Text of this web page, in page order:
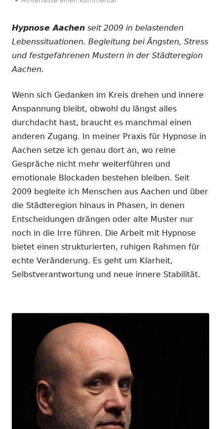
Hypnose Aachen seit 2009 in belastenden
Lebenssituationen. Begleitung bei Ängsten, Stress
und festgefahrenen Mustern in der Städteregion
Aachen.
Wenn sich Gedanken im Kreis drehen und innere
Anspannung bleibt, obwohl du längst alles
durchdacht hast, braucht es manchmal einen
anderen Zugang. In meiner Praxis für Hypnose in
Aachen setze ich genau dort an, wo reine
Gespräche nicht mehr weiterführen und
emotionale Blockaden bestehen bleiben. Seit
2009 begleite ich Menschen aus Aachen und über
die Städteregion hinaus in Phasen, in denen
Entscheidungen drängen oder alte Muster nur
noch in die Irre führen. Die Arbeit mit Hypnose
bietet einen strukturierten, ruhigen Rahmen für
echte Veränderung. Es geht um Klarheit,
Selbstverantwortung und neue innere Stabilität.